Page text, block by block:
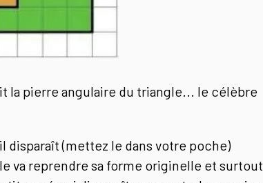
la pierre angulaire du triangle... le célèbre
disparaît (mettez le dans votre poche)
va reprendre sa forme originelle et surtout